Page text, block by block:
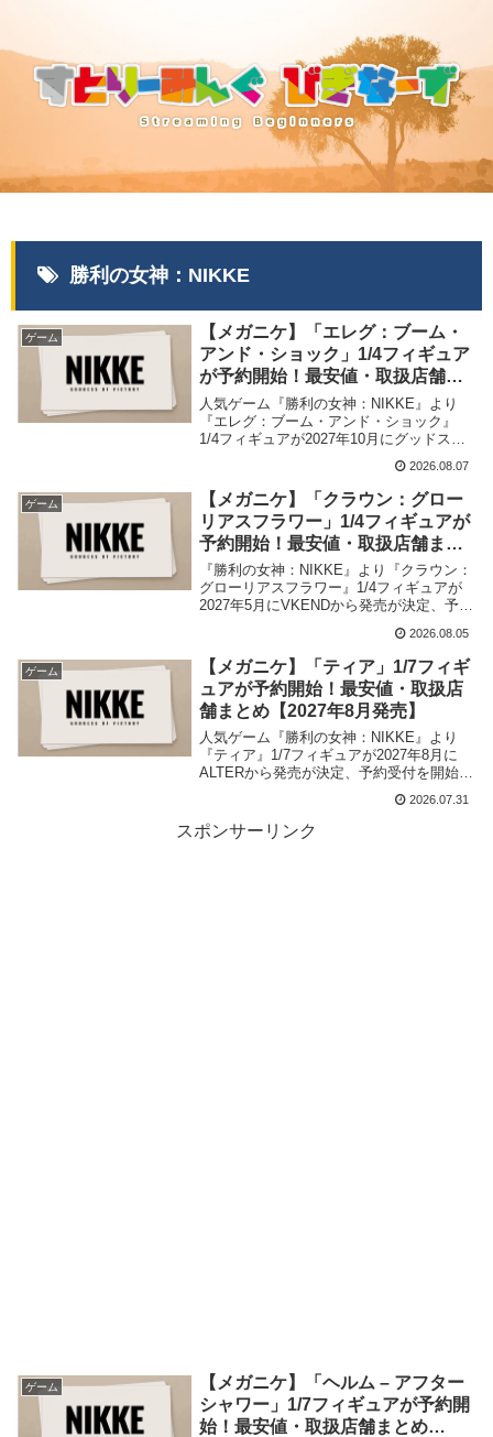
勝利の女神：NIKKE
ゲーム
【メガニケ】「エレグ：ブーム・
アンド・ショック」1/4フィギュア
が予約開始！最安値・取扱店舗ま
とめ【2027年10月発売】
人気ゲーム『勝利の女神：NIKKE』より
『エレグ：ブーム・アンド・ショック』
1/4フィギュアが2027年10月にグッドスマ
を開始しました。当記事では取扱店舗・最
安値など商品情報をまとめました。
2026.08.07
ゲーム
【メガニケ】「クラウン：グロー
リアスフラワー」1/4フィギュアが
予約開始！最安値・取扱店舗まと
め【2027年5月発売】
『勝利の女神：NIKKE』より『クラウン：
グローリアスフラワー』1/4フィギュアが
2027年5月にVKENDから発売が決定、予約
舗・最安値、購入特典など商品情報をまと
めました。
2026.08.05
ゲーム
【メガニケ】「ティア」1/7フィギ
ュアが予約開始！最安値・取扱店
舗まとめ【2027年8月発売】
人気ゲーム『勝利の女神：NIKKE』より
『ティア』1/7フィギュアが2027年8月に
ALTERから発売が決定、予約受付を開始し
2026.07.31
スポンサーリンク
ゲーム
【メガニケ】「ヘルム – アフター
シャワー」1/7フィギュアが予約開
始！最安値・取扱店舗まとめ